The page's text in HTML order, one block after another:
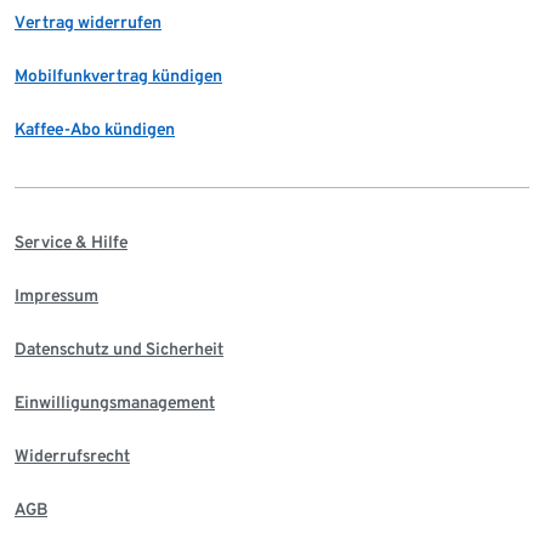
Vertrag widerrufen
Mobilfunkvertrag kündigen
Kaffee-Abo kündigen
Service & Hilfe
Impressum
Datenschutz und Sicherheit
Einwilligungsmanagement
Widerrufsrecht
AGB